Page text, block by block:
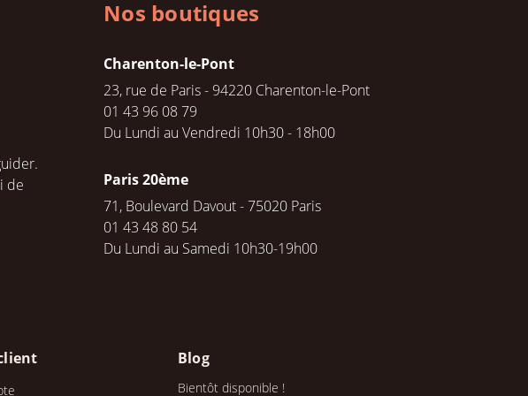
de
Nos boutiques
Charenton-le-Pont
23, rue de Paris - 94220 Charenton-le-Pont
01 43 96 08 79
Du Lundi au Vendredi 10h30 - 18h00
Paris 20ème
71, Boulevard Davout - 75020 Paris
01 43 48 80 54
Du Lundi au Samedi 10h30-19h00
Blog
Bientôt disponible !